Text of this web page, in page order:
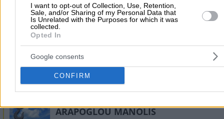
I want to opt-out of Collection, Use, Retention,
Sale, and/or Sharing of my Personal Data that
Is Unrelated with the Purposes for which it was
collected.
Opted In
Google consents
CONFIRM
Megalou Alexandrou 110, Ano Liossia
2102471393
ARAPOGLOU MANOLIS